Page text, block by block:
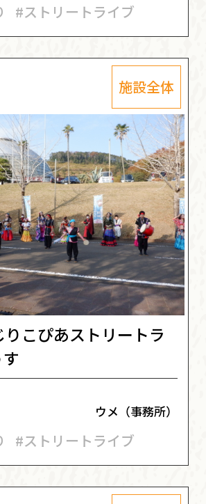
#ストリートライブ
施設全体
こぴあストリートラ
ウメ（事務所）
#ストリートライブ